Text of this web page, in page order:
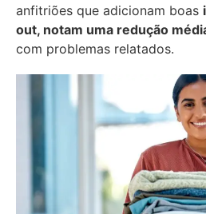
anfitriões que adicionam boas
out, notam uma redução
com problemas relatados.